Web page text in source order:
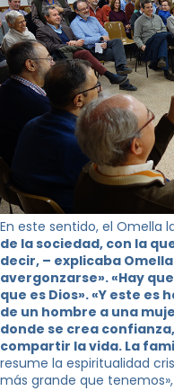
En este sentido, el Omella
de la sociedad, con la
decir, – explicaba
avergonzarse». «Hay
que es Dios». «Y este
de un hombre a una
donde se crea
compartir la vida. La
resume la espiritualidad
más grande que